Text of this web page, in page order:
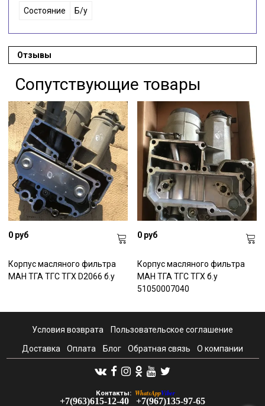
Состояние Б/у
Отзывы
Сопутствующие товары
0 руб
Корпус масляного фильтра
МАН ТГА ТГС ТГХ D2066 б.у
0 руб
Корпус масляного фильтра
МАН ТГА ТГС ТГХ б.у
51050007040
Условия возврата Пользовательское соглашение
Доставка Оплата Блог Обратная связь О компании
Контакты: WhatsAppViber
+7(963)615-12-40 +7(967)135-97-65